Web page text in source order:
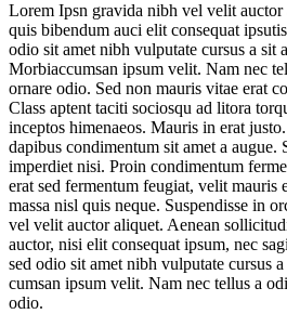
Lorem Ipsn gravida nibh vel velit
quis bibendum auci elit consequat
odio sit amet nibh vulputate cursus a sit
Morbiaccumsan ipsum velit. Nam nec
ornare odio. Sed non mauris vitae erat
Class aptent taciti sociosqu ad litora
inceptos himenaeos. Mauris in erat
dapibus condimentum sit amet a augue.
imperdiet nisi. Proin condimentum
erat sed fermentum feugiat, velit mauris
massa nisl quis neque. Suspendisse in
vel velit auctor aliquet. Aenean
auctor, nisi elit consequat ipsum, nec
sed odio sit amet nibh vulputate cursus
cumsan ipsum velit. Nam nec tellus a
odio.